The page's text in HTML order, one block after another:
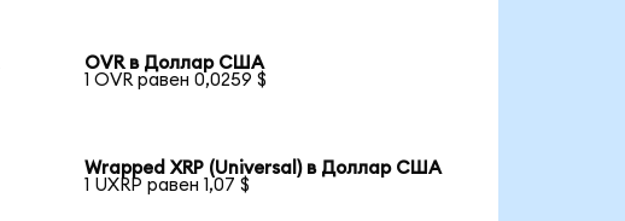
OVR в Доллар США
1 OVR равен 0,0259 $
Wrapped XRP (Universal) в Доллар США
1 UXRP равен 1,07 $